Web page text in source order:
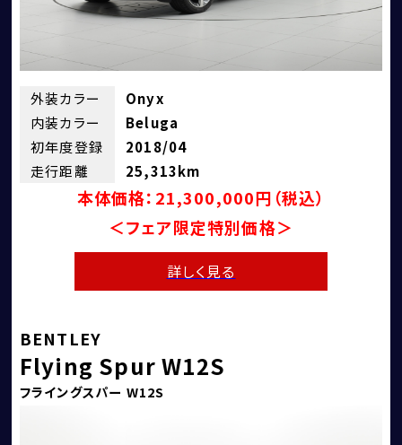
外装カラー
Onyx
内装カラー
Beluga
初年度登録
2018/04
走行距離
25,313km
本体価格：21,300,000円（税込）
＜フェア限定特別価格＞
詳しく見る
BENTLEY
Flying Spur W12S
フライングスパー W12S